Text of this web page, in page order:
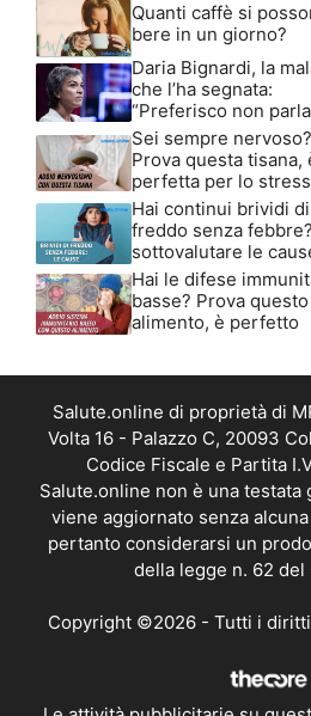
Quanti caffè si
bere in un giorno?
Daria Bignardi, la
che l’ha segnata:
“Preferisco non
Sei sempre nervoso?
Prova questa tisana,
perfetta per lo stress
Hai continui brividi di
freddo senza
sottovalutare le
Hai le difese
basse? Prova questo
alimento, è perfetto
Salute.online di proprietà di
Volta 16 - Palazzo C, 20093
Codice Fiscale e Partita
Salute.online non è una testata
viene aggiornato senza
pertanto considerarsi un
della legge n. 62 del
Copyright ©2026 - Tutti i